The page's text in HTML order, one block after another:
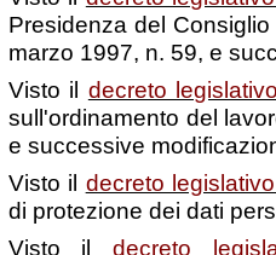
Presidenza del
marzo 1997, n. 59, e
Visto il decreto
sull'ordinamento del
e successive
Visto il decreto
di protezione dei dati
Visto ildecreto